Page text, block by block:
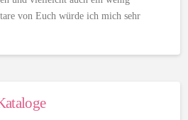
von Euch würde ich mich sehr